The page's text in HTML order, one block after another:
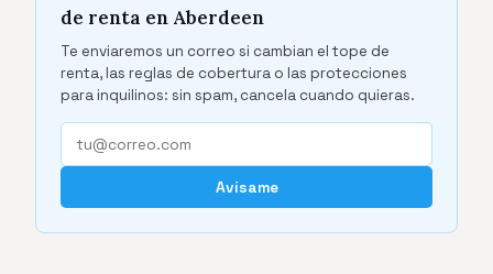
de renta en Aberdeen
Te enviaremos un correo si cambian el tope de
renta, las reglas de cobertura o las protecciones
para inquilinos: sin spam, cancela cuando quieras.
Avísame